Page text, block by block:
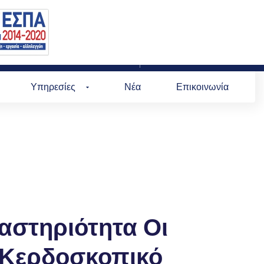
Επικοινωνήστε μαζί μας
Υπηρεσίες Νέα Επικοινωνία
Οι